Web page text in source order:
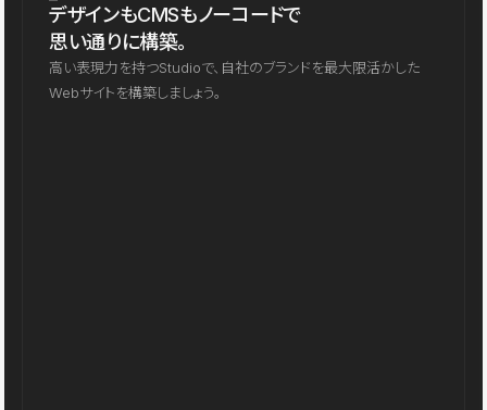
デザインもCMSもノーコードで
思い通りに構築。
高い表現力を持つStudioで、自社のブランドを最大限活かした
Webサイトを構築しましょう。